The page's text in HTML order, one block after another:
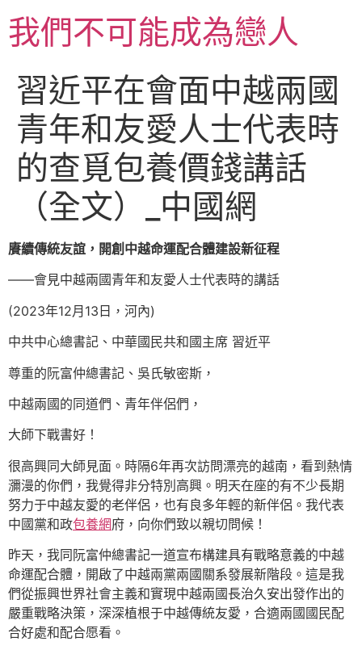
至
主我們不可能成為戀人
習近平在會面中越兩國
青年和友愛人士代表時
的查覓包養價錢講話
（全文）_中國網
賡續傳統友誼，開創中越命運配合體建設新征程
——會見中越兩國青年和友愛人士代表時的講話
(2023年12月13日，河內)
中共中心總書記、中華國民共和國主席 習近平
尊重的阮富仲總書記、吳氏敏密斯，
中越兩國的同道們、青年伴侶們，
大師下戰書好！
很高興同大師見面。時隔6年再次訪問漂亮的越南，看到熱情
瀰漫的你們，我覺得非分特別高興。明天在座的有不少長期
努力于中越友愛的老伴侶，也有良多年輕的新伴侶。我代表
中國黨和政包養網府，向你們致以親切問候！
昨天，我同阮富仲總書記一道宣布構建具有戰略意義的中越
命運配合體，開啟了中越兩黨兩國關系發展新階段。這是我
們從振興世界社會主義和實現中越兩國長治久安出發作出的
嚴重戰略決策，深深植根于中越傳統友愛，合適兩國國民配
合好處和配合愿看。